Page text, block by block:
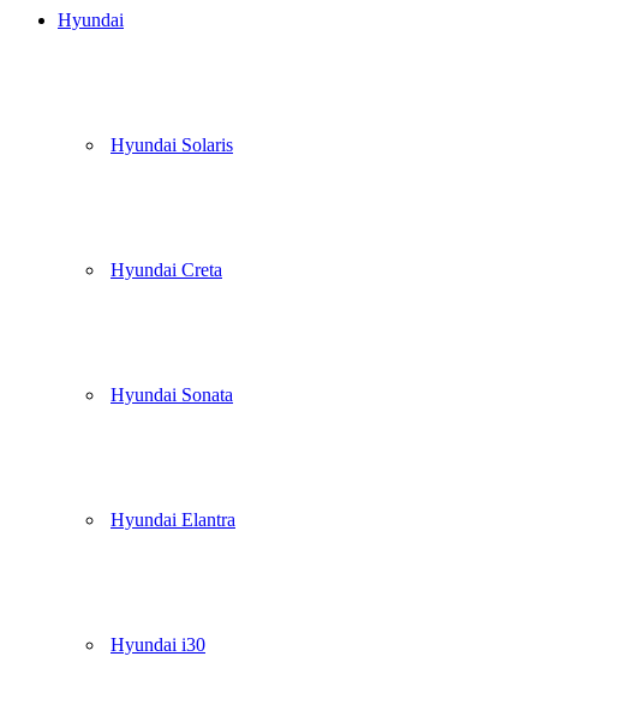
Hyundai
Hyundai Solaris
Hyundai Creta
Hyundai Sonata
Hyundai Elantra
Hyundai i30